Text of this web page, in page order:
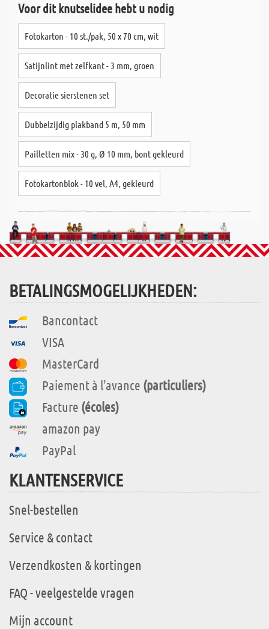
Voor dit knutselidee hebt u nodig
Fotokarton - 10 st./pak, 50 x 70 cm, wit
Satijnlint met zelfkant - 3 mm, groen
Decoratie sierstenen set
Dubbelzijdig plakband 5 m, 50 mm
Pailletten mix - 30 g, Ø 10 mm, bont gekleurd
Fotokartonblok - 10 vel, A4, gekleurd
BETALINGSMOGELIJKHEDEN:
Bancontact
VISA
MasterCard
Paiement à l'avance (particuliers)
Facture (écoles)
amazon pay
PayPal
KLANTENSERVICE
Snel-bestellen
Service & contact
Verzendkosten & kortingen
FAQ - veelgestelde vragen
Mijn account